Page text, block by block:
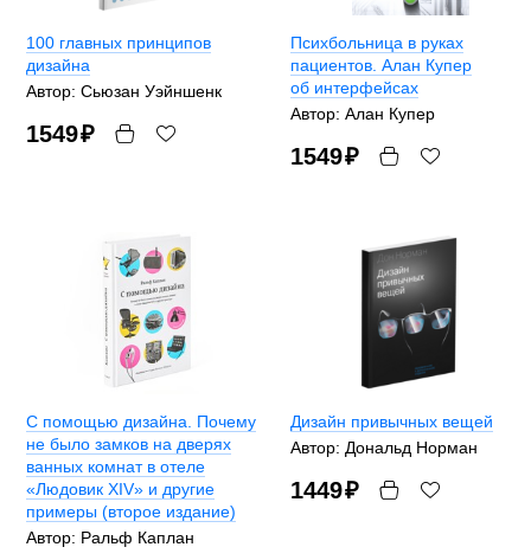
100 главных принципов
дизайна
Автор: Сьюзан Уэйншенк
1549₽
Психбольница в руках
пациентов. Алан Купер
об интерфейсах
Автор: Алан Купер
1549₽
С помощью дизайна. Почему
не было замков на дверях
ванных комнат в отеле
«Людовик XIV» и другие
примеры (второе издание)
Автор: Ральф Каплан
Дизайн привычных вещей
Автор: Дональд Норман
1449₽